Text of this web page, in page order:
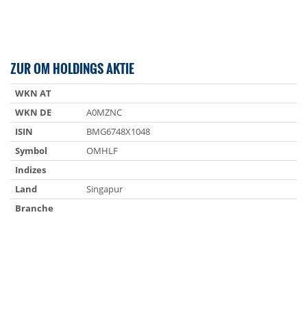
ZUR OM HOLDINGS AKTIE
WKN AT
WKN DE
A0MZNC
ISIN
BMG6748X1048
Symbol
OMHLF
Indizes
Land
Singapur
Branche